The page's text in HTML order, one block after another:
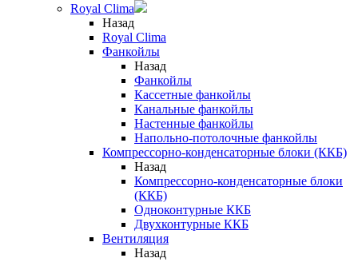
Royal Clima
Назад
Royal Clima
Фанкойлы
Назад
Фанкойлы
Кассетные фанкойлы
Канальные фанкойлы
Настенные фанкойлы
Напольно-потолочные фанкойлы
Компрессорно-конденсаторные блоки (ККБ)
Назад
Компрессорно-конденсаторные блоки
(ККБ)
Одноконтурные ККБ
Двухконтурные ККБ
Вентиляция
Назад